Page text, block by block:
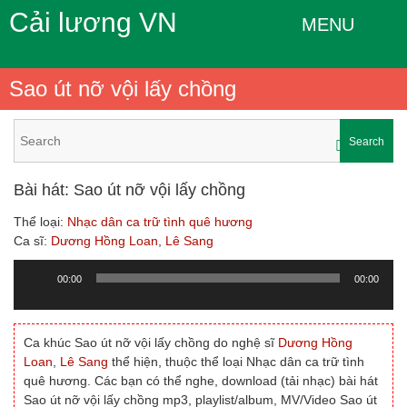
Cải lương VN MENU
Sao út nỡ vội lấy chồng
Search
Bài hát: Sao út nỡ vội lấy chồng
Thể loại: Nhạc dân ca trữ tình quê hương
Ca sĩ: Dương Hồng Loan Lê Sang
00:00 00:00
Ca khúc Sao út nỡ vội lấy chồng do nghệ sĩ Dương Hồng
Loan
Lê Sang thể hiện, thuộc thể loại Nhạc dân ca trữ tình
quê hương. Các bạn có thể nghe, download (tải nhạc) bài hát
Sao út nỡ vội lấy chồng mp3, playlist/album, MV/Video Sao út